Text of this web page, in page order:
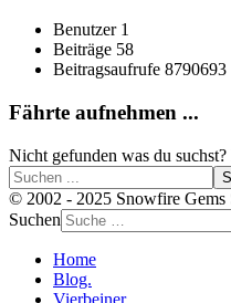
Benutzer 1
Beiträge 58
Beitragsaufrufe 8790693
Fährte aufnehmen ...
Nicht gefunden was du
© 2002 - 2025 Snowfire Gems
Suchen
Home
Blog.
Vierbeiner